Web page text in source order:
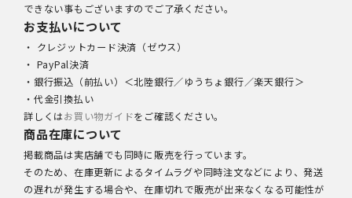
できない事もございますのでご了承ください。
お支払いについて
・ クレジットカード決済（ゼウス）
・ PayPal決済
・銀行振込（前払い）＜北陸銀行／ゆうちょ銀行／楽天銀行＞
・代金引換払い
詳しくはお買い物ガイドをご確認ください。
商品在庫について
掲載商品は実店舗でも同時に販売を行っています。
そのため、在庫更新によるタイムラグや同時注文などにより、発送
の遅れが発生する場合や、在庫切れで販売が出来なくなる可能性が